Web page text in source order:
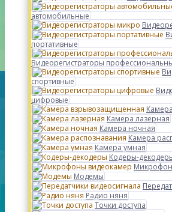
автомобильные
портативные
Видеорегистраторы
спортивные
цифровые
Камера лазерная
Камера ночная
Камера
Камера умная
Кодеры-
Модемы
Радио няня
Точки доступа